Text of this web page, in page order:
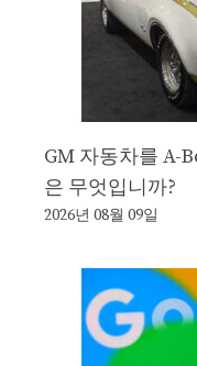
GM 자동차를 A-
은 무엇입니까?
2026년 08월 09일